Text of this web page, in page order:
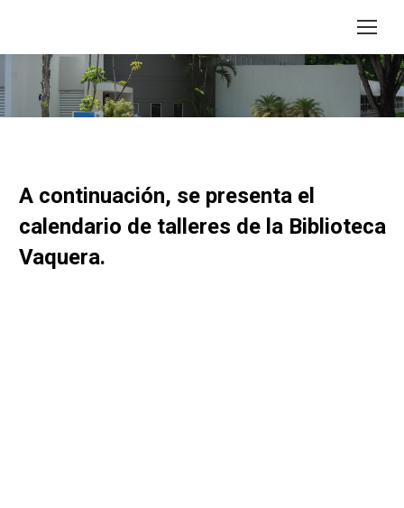
Estás aquí:
A continuación, se presenta el
calendario de talleres de la Biblioteca
Vaquera.